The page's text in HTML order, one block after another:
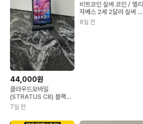
44,000원
클라우드모바일
(STRATUS C8) 블랙
(0515450)
7일 전
비트코인 실버 코인 / 엘리
자베스 2세 2달러 실버 코
인2온즈
8일 전